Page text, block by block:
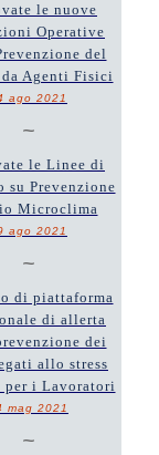
le nuove
Operative
del
Agenti Fisici
ago 2021
~
le Linee di
su Prevenzione
Microclima
ago 2021
~
di piattaforma
di allerta
dei
allo stress
per i Lavoratori
mag 2021
~